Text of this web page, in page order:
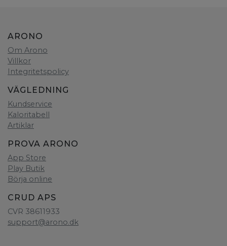
ARONO
Om Arono
Villkor
Integritetspolicy
VÄGLEDNING
Kundservice
Kaloritabell
Artiklar
PROVA ARONO
App Store
Play Butik
Börja online
CRUD APS
CVR 38611933
support@arono.dk